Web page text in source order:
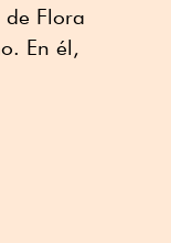
Flora
En él,